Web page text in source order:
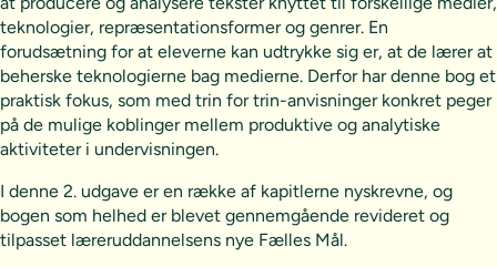
teknologier, repræsentationsformer og genrer. En
forudsætning for at eleverne kan udtrykke sig er, at de lærer at
beherske teknologierne bag medierne. Derfor har denne bog et
praktisk fokus, som med trin for trin-anvisninger konkret peger
på de mulige koblinger mellem produktive og analytiske
aktiviteter i undervisningen.
I denne 2. udgave er en række af kapitlerne nyskrevne, og
bogen som helhed er blevet gennemgående revideret og
tilpasset læreruddannelsens nye Fælles Mål.